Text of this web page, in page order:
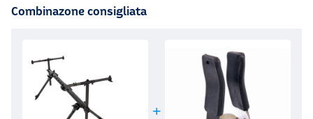
Combinazone consigliata